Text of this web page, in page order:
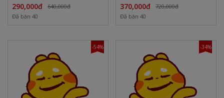
290,000đ
640,000đ
Đã bán 40
370,000đ
720,000đ
Đã bán 40
-54% -34%